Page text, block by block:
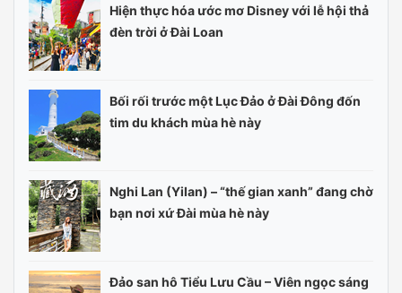
Hiện thực hóa ước mơ Disney với lễ hội thả
đèn trời ở Đài Loan
Bối rối trước một Lục Đảo ở Đài Đông đốn
tim du khách mùa hè này
Nghi Lan (Yilan) – “thế gian xanh” đang chờ
bạn nơi xứ Đài mùa hè này
Đảo san hô Tiểu Lưu Cầu – Viên ngọc sáng